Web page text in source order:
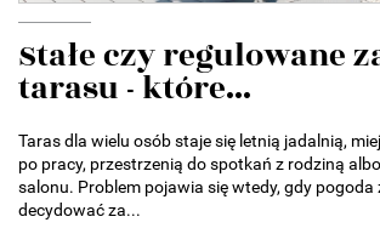
Stałe czy regulowane
tarasu - które...
Taras dla wielu osób staje się letnią jadalnią,
po pracy, przestrzenią do spotkań z rodziną
salonu. Problem pojawia się wtedy, gdy pogoda
decydować za...